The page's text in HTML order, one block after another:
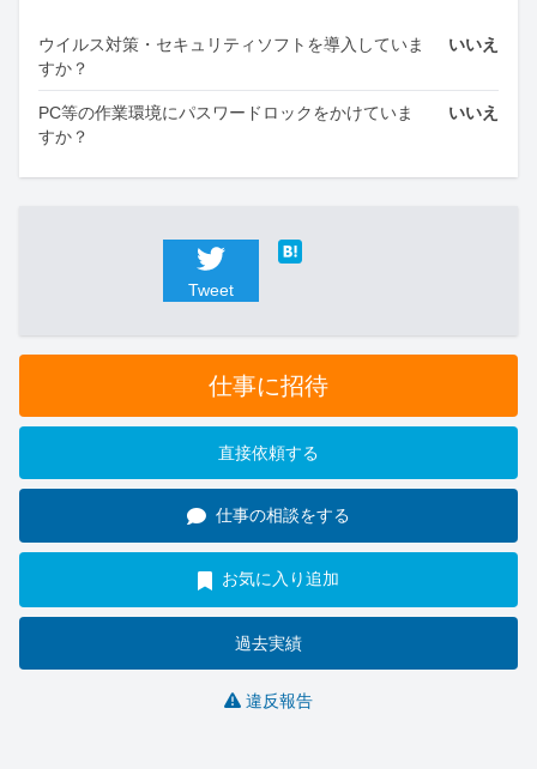
ウイルス対策・セキュリティソフトを導入していま
すか？
いいえ
PC等の作業環境にパスワードロックをかけていま
すか？
いいえ
Tweet
仕事に招待
直接依頼する
仕事の相談をする
お気に入り追加
過去実績
違反報告